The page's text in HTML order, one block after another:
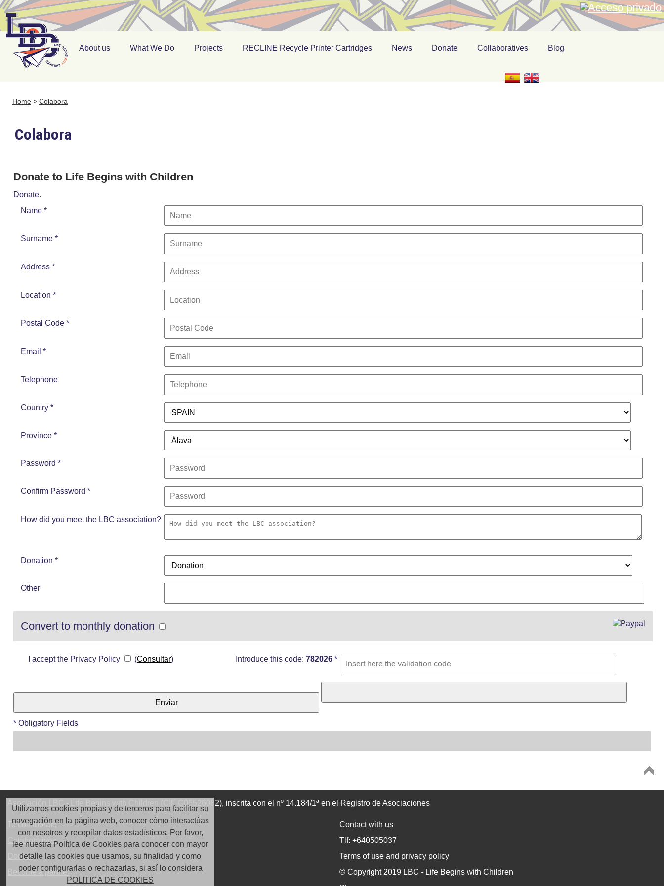
About us What We Do Projects RECLINE Recycle Printer Cartridges News Donate Collaboratives Blog
Home > Colabora
Colabora
Donate to Life Begins with Children
Donate.
Name *
Surname *
Address *
Location *
Postal Code *
Email *
Telephone
Country *
Province *
Password *
Confirm Password *
How did you meet the LBC association?
Donation *
Other
Convert to monthly donation
I accept the Privacy Policy (Consultar) Introduce this code: 782026 *
* Obligatory Fields
Asociación LBC - Life Begins with Children (CIF G05526082), inscrita con el nº 14.184/1ª en el Registro de Asociaciones
To collaborate
Colaboratives
Donate
Become a partner
Contact with us
Tlf: +640505037
Terms of use and privacy policy
© Copyright 2019 LBC - Life Begins with Children
Utilizamos cookies propias y de terceros para facilitar su
navegación en la página web, conocer cómo interactúas
con nosotros y recopilar datos estadísticos. Por favor,
lee nuestra Política de Cookies para conocer con mayor
detalle las cookies que usamos, su finalidad y como
poder configurarlas o rechazarlas, si así lo considera
POLITICA DE COOKIES